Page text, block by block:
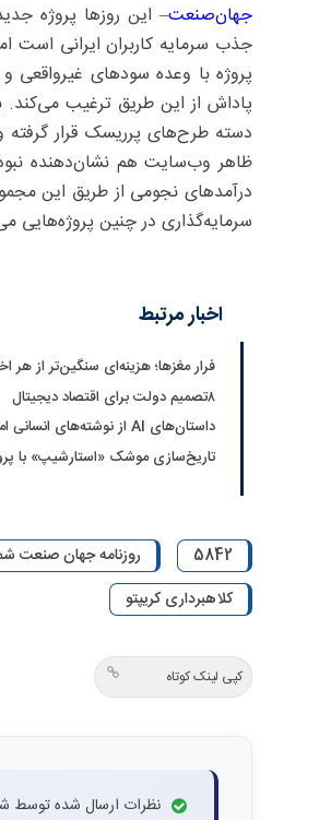
جهان‌صنعت
جذب سرمایه کاربران ایرانی است
پروژه با وعده سودهای غیرواقعی
پاداش از این طریق ترغیب
دسته طرح‌های پرریسک قرار
ظاهر وب‌سایت هم نشان‌دهنده
درآمدهای نجومی از طریق این
سرمایه‌گذاری در چنین پروژه‌هایی
اخبار مرتبط
فرار مغزها؛ هزینه‌ای سنگین‌تر از هر
۸تصمیم دولت برای اقتصاد دیجیتال
داستان‌های AI از نوشته‌های انسانی امتیاز بالاتری گرفتند
تاریخ‌سازی موشک «استارشیپ» با
5842 روزنامه جهان صنعت شماره
کلاهبرداری کریپتو
کپی لینک کوتاه
نظرات ارسال شده توسط